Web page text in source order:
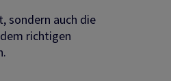
sondern auch die
richtigen